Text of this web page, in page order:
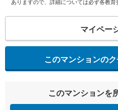
ありますので、詳細については必ず各教育
マイペー
このマンションの
このマンションを